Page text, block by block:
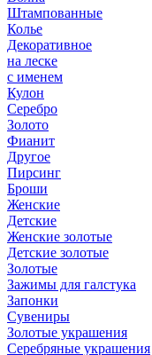
Штампованные
Колье
Декоративное
на леске
с именем
Кулон
Серебро
Золото
Фианит
Другое
Пирсинг
Броши
Женские
Детские
Женские золотые
Детские золотые
Золотые
Зажимы для галстука
Запонки
Сувениры
Золотые украшения
Серебряные украшения